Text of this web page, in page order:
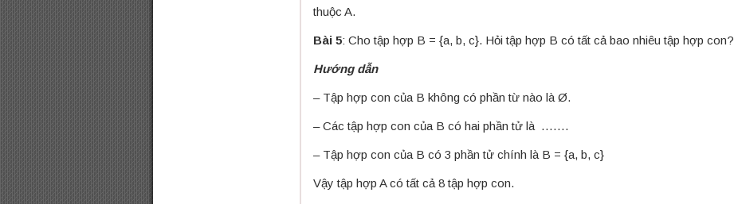
thuộc A.
Bài 5: Cho tập hợp B = {a, b, c}. Hỏi tập hợp B có tất cả bao nhiêu tập hợp con?
Hướng dẫn
– Tập hợp con của B không có phần từ nào là Ø.
– Các tập hợp con của B có hai phần tử là …….
– Tập hợp con của B có 3 phần tử chính là B = {a, b, c}
Vậy tập hợp A có tất cả 8 tập hợp con.